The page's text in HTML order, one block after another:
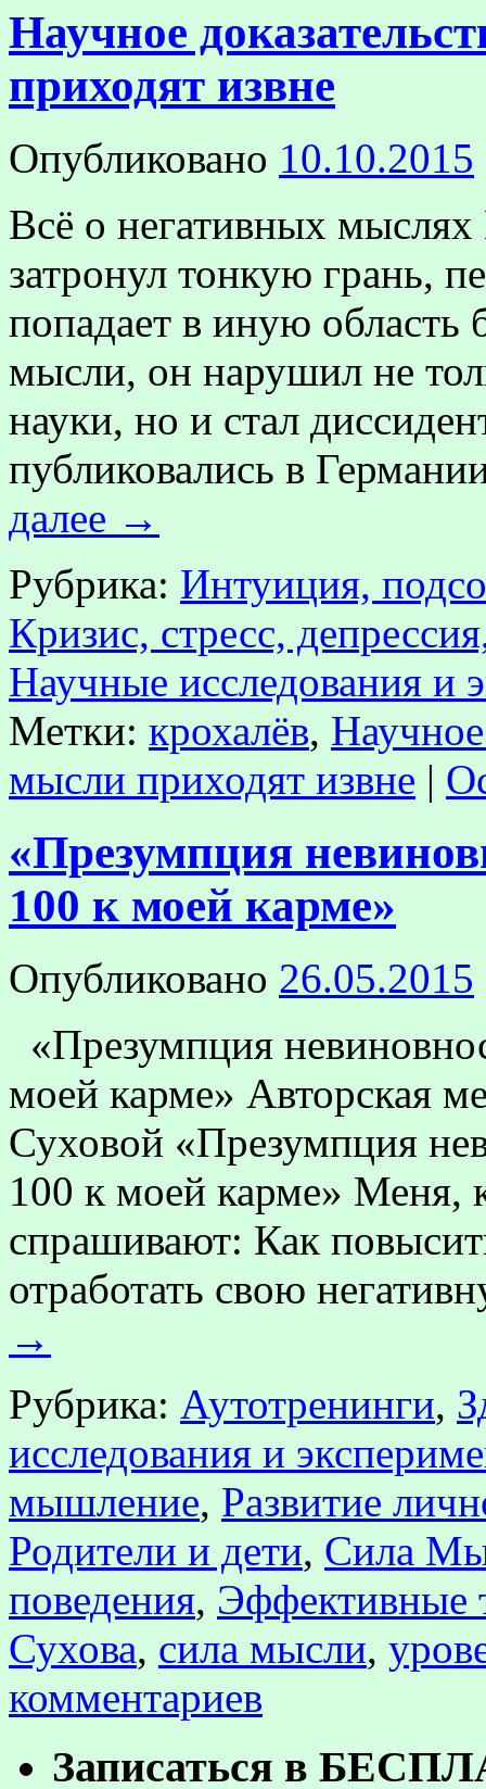
Научное
приходят извне
Опубликовано 10.10.2015
Всё о негативных
затронул тонкую грань,
попадает в иную область
мысли, он нарушил не
науки, но и стал
публиковались в
далее →
Рубрика: Интуиция,
Кризис, стресс,
Научные исследования и
Метки: крохалёв,
мысли приходят извне |
«Презумпция
100 к моей карме»
Опубликовано 26.05.2015
«Презумпция
моей карме» Авторская
Суховой «Презумпция
100 к моей карме» Меня,
спрашивают: Как
отработать свою
→
Рубрика: Аутотренинги,
исследования и
мышление, Развитие
Родители и дети, Сила
поведения, Эффективные
Сухова, сила мысли,
комментариев
Записаться в